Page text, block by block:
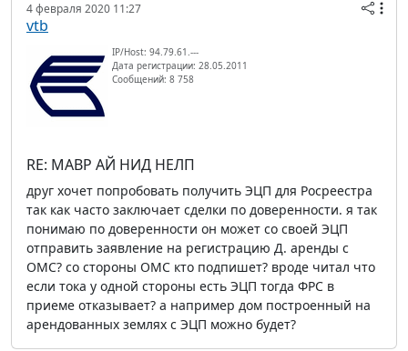
4 февраля 2020 11:27
vtb
IP/Host: 94.79.61.---
Дата регистрации: 28.05.2011
Сообщений: 8 758
RE: МАВР АЙ НИД НЕЛП
друг хочет попробовать получить ЭЦП для Росреестра
так как часто заключает сделки по доверенности. я так
понимаю по доверенности он может со своей ЭЦП
отправить заявление на регистрацию Д. аренды с
ОМС? со стороны ОМС кто подпишет? вроде читал что
если тока у одной стороны есть ЭЦП тогда ФРС в
приеме отказывает? а например дом построенный на
арендованных землях с ЭЦП можно будет?